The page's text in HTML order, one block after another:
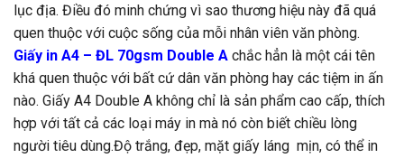
lục địa. Điều đó minh chứng vì sao thương hiệu này đã quá
quen thuộc với cuộc sống của mỗi nhân viên văn phòng.
Giấy in A4 – ĐL 70gsm Double A chắc hẳn là một cái tên
khá quen thuộc với bất cứ dân văn phòng hay các tiệm in ấn
nào. Giấy A4 Double A không chỉ là sản phẩm cao cấp, thích
hợp với tất cả các loại máy in mà nó còn biết chiều lòng
người tiêu dùng.Độ trắng, đẹp, mặt giấy láng mịn, có thể in